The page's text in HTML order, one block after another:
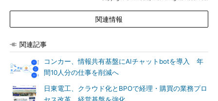
関連情報
関連記事
コンカー、情報共有基盤にAIチャットbotを導入 年
間10人分の仕事を削減へ
日東電工、クラウド化とBPOで経理・購買の業務プロ